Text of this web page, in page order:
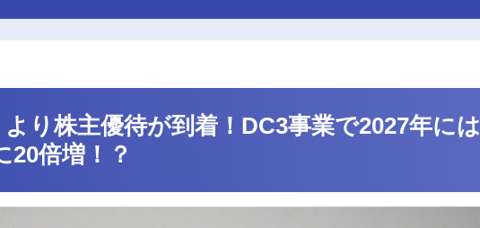
り株主優待が到着！DC3事業で2027年には
20倍増！？